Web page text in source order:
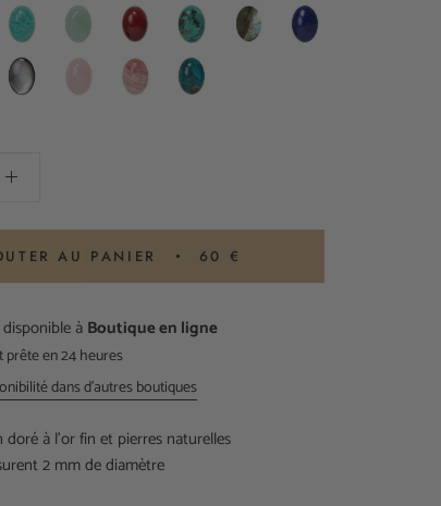
AmazoniteAventurineCornaline Jaspe
Africain
LabradoriteLapis
Lazuli
Nacre
Grise
Quartz
Rose
Rhodochrosite
Turquoise
AU PANIER 60 €
à Boutique en ligne
prête en 24 heures
dans d'autres boutiques
doré à l'or fin et pierresnaturelles
2 mm de diamètre